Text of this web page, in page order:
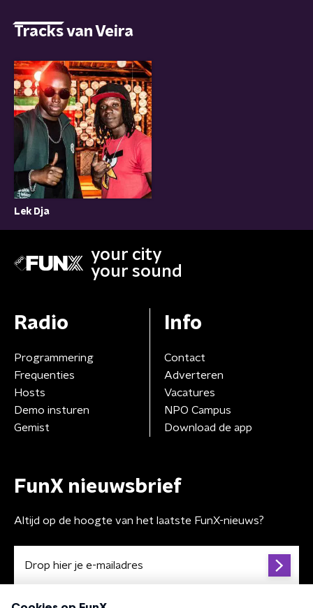
Tracks van Veira
Lek Dja
your city
your sound
Radio
Programmering
Frequenties
Hosts
Demo insturen
Gemist
Info
Contact
Adverteren
Vacatures
NPO Campus
Download de app
FunX nieuwsbrief
Altijd op de hoogte van het laatste FunX-nieuws?